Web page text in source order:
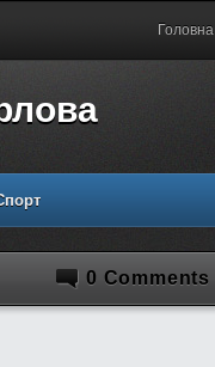
Головна
0 Comments